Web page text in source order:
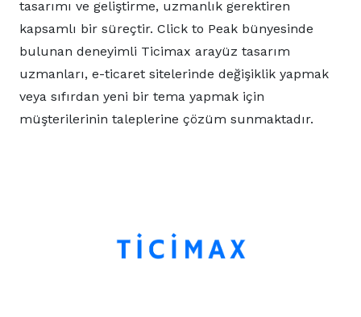
tasarımı ve geliştirme, uzmanlık gerektiren
kapsamlı bir süreçtir. Click to Peak bünyesinde
bulunan deneyimli Ticimax arayüz tasarım
uzmanları, e-ticaret sitelerinde değişiklik yapmak
veya sıfırdan yeni bir tema yapmak için
müşterilerinin taleplerine çözüm sunmaktadır.